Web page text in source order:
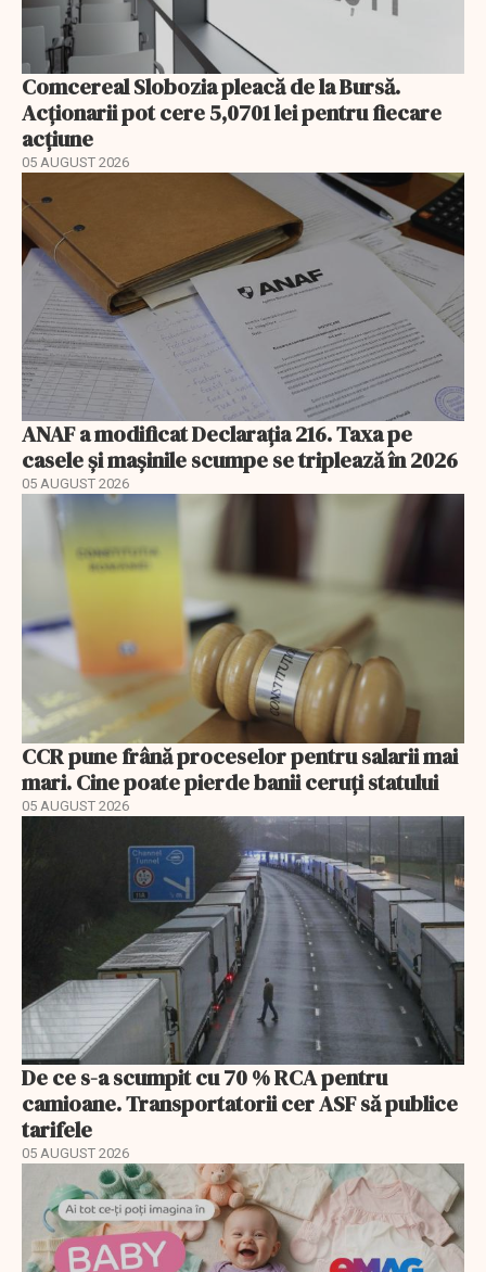
Comcereal Slobozia pleacă de la Bursă.
Acționarii pot cere 5,0701 lei pentru fiecare
acțiune
05 AUGUST 2026
ANAF a modificat Declarația 216. Taxa pe
casele și mașinile scumpe se triplează în 2026
05 AUGUST 2026
CCR pune frână proceselor pentru salarii mai
mari. Cine poate pierde banii ceruți statului
05 AUGUST 2026
De ce s-a scumpit cu 70 % RCA pentru
camioane. Transportatorii cer ASF să publice
tarifele
05 AUGUST 2026